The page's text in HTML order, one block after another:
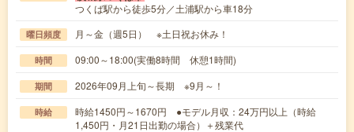
つくば駅から徒歩5分／土浦駅から車18分
曜日頻度 月～金（週5日） ※土日祝お休み！
時間 09:00～18:00(実働8時間 休憩1時間)
期間 2026年09月上旬～長期 ※9月～！
時給
時給1450円～1670円 ●モデル月収：24万円以上（時給
1,450円・月21日出勤の場合）＋残業代